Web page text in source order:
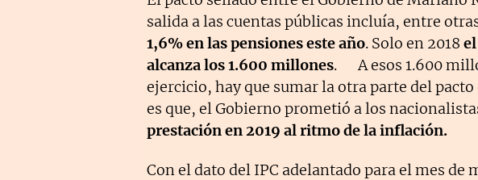
salida a las cuentas públicas incluía, entre
1,6% en las pensiones este año. Solo en 2018
alcanza los 1.600 millones. A esos 1.600
ejercicio, hay que sumar la otra parte del
es que, el Gobierno prometió a los
prestación en 2019 al ritmo de la inflación.
Con el dato del IPC adelantado para el mes